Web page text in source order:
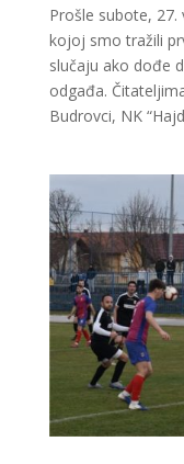
Prošle subote,
kojoj smo tražili
slučaju ako dođe
odgađa.
Budrovci, NK